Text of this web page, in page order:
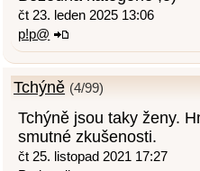
čt 23. leden 2025 13:06
p!p@
Tchýně (4/99)
Tchýně jsou taky ženy.
smutné zkušenosti.
čt 25. listopad 2021 17:27